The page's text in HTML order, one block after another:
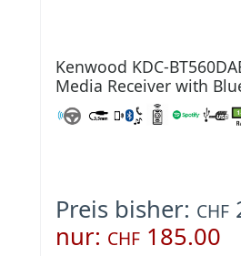
Kenwood KDC-
Media Receiver with
Digital Radio DAB+
Preis bisher: CHF
nur: CHF 185.00